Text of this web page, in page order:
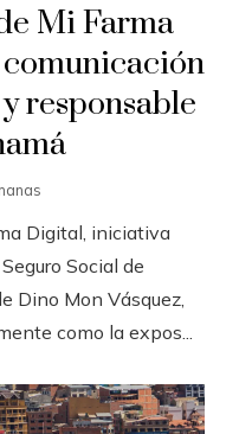
Mi Farma
responsable
Digital, iniciativa
Social de
Dino Mon Vásquez,
como la expos...